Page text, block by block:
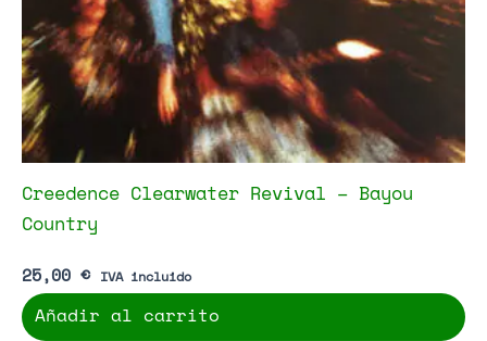
Creedence Clearwater Revival – Bayou
Country
25,00 € IVA incluido
Añadir al carrito